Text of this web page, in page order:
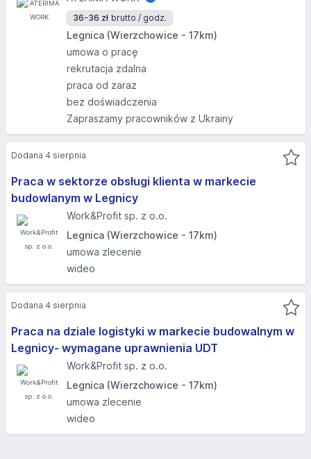
36-36 zł brutto / godz.
Legnica (Wierzchowice - 17km)
umowa o pracę
rekrutacja zdalna
praca od zaraz
bez doświadczenia
Zapraszamy pracowników z Ukrainy
Praca w sektorze obsługi klienta w markecie
budowlanym w Legnicy
Work&Profit sp. z o.o.
Legnica (Wierzchowice - 17km)
umowa zlecenie
wideo
Dodana 4 sierpnia
Praca na dziale logistyki w markecie budowalnym w
Legnicy- wymagane uprawnienia UDT
Work&Profit sp. z o.o.
Legnica (Wierzchowice - 17km)
umowa zlecenie
wideo
Dodana 4 sierpnia